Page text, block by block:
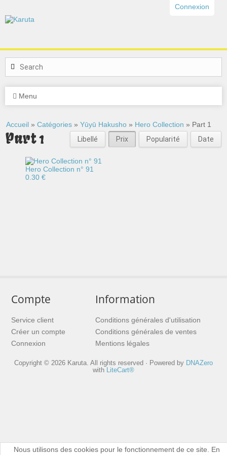
Connexion
Menu
Accueil » Catégories » Yūyū Hakusho » Hero Collection » Part 1
Libellé
Prix Popularité Date
Part 1
Hero Collection n° 91
0.30 €
Nous utilisons des cookies pour le fonctionnement de ce site. En
Compte
Service client
Créer un compte
Connexion
Information
Conditions générales d'utilisation
Conditions générales de ventes
Mentions légales
Copyright © 2026 Karuta. All rights reserved · Powered by DNAZero
with
LiteCart®